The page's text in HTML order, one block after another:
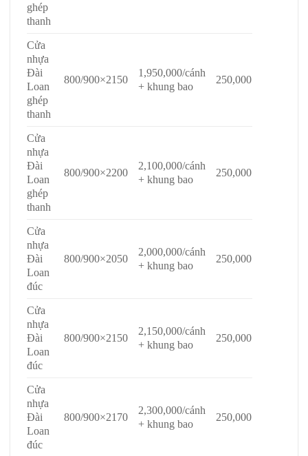
ghép
thanh
Cửa
nhựa
Đài
Loan
ghép
thanh
800/900×2150
1,950,000/cánh
+ khung bao
250,000
Cửa
nhựa
Đài
Loan
ghép
thanh
800/900×2200
2,100,000/cánh
+ khung bao
250,000
Cửa
nhựa
Đài
Loan
đúc
800/900×2050
2,000,000/cánh
+ khung bao
250,000
Cửa
nhựa
Đài
Loan
đúc
800/900×2150
2,150,000/cánh
+ khung bao
250,000
Cửa
nhựa
Đài
Loan
đúc
800/900×2170
2,300,000/cánh
+ khung bao
250,000